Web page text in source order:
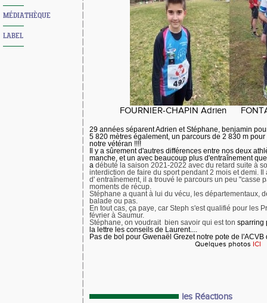
MÉDIATHÈQUE
LABEL
FOURNIER-CHAPIN Adrien
29 années séparent Adrien et Stéphane, benjamin
5 820 mètres également, un parcours de 2 830 m
notre vétéran !!!!
Il y a sûrement d'autres différences entre nos deux
manche, et un avec beaucoup plus d'entraînement
a débuté la saison 2021-2022 avec du retard suite à
interdiction de faire du sport pendant 2 mois et demi.
d' entraînement, il a trouvé le parcours un peu "casse
moments de récup.
Stéphane a quant à lui du vécu, les départementaux,
balade ou pas.
En tout cas, ça paye, car Steph s'est qualifié pour les
février à Saumur.
Stéphane , on voudrait bien savoir qui est ton sparring
la lettre les conseils de Laurent....
Pas de bol pour Gwenaël Grezet notre pote de
Quelques photos ICI
les Réactions